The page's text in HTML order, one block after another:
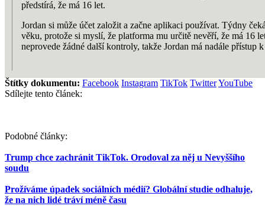
předstírá, že má 16 let.
Jordan si může účet založit a začne aplikaci používat. Týdny
věku, protože si myslí, že platforma mu určitě nevěří, že má 16
neprovede žádné další kontroly, takže Jordan má nadále přístup
Štítky dokumentu: Facebook Instagram TikTok TwitterYouTube
Sdílejte tento článek:
Podobné články:
Trump chce zachránit TikTok. Orodoval za něj u Nevyššího
soudu
Prožíváme úpadek sociálních médií? Globální studie odhaluje,
že na nich lidé tráví méně času